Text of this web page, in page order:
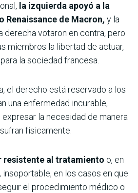
la izquierda apoyó a la
Renaissance de Macron, y la
derecha votaron en contra, pero
miembros la libertad de actuar,
la sociedad francesa.
el derecho está reservado a los
una enfermedad incurable,
la necesidad de manera
físicamente.
resistente al tratamiento o, en
en los casos en que
el procedimiento médico o